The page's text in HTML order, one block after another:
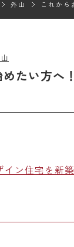
外山 これか
めたい方
ン住宅を新